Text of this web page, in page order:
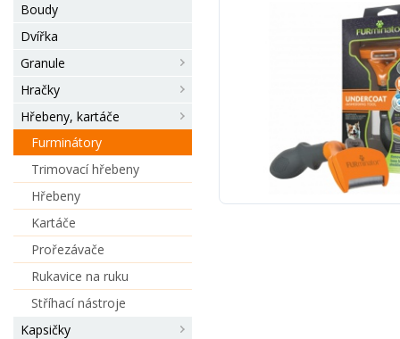
Boudy
Dvířka
Granule
Hračky
Hřebeny, kartáče
Furminátory
Trimovací hřebeny
Hřebeny
Kartáče
Prořezávače
Rukavice na ruku
Stříhací nástroje
Kapsičky